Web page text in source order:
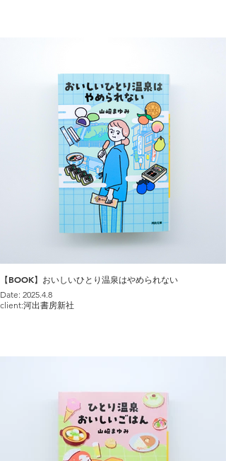
【BOOK】おいしいひとり温泉はやめられない
Date: 2025.4.8
client:河出書房新社